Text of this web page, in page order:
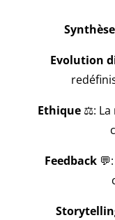
Evolution
Ethique ⚖️: La
Feedback